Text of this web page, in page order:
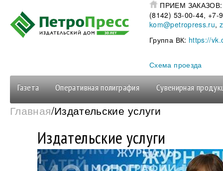
ПРИЕМ
(8142) 53-00-44,
kom@petropress.ru,
Группа ВК: https://
Схема проезда
Газета Оперативная полиграфия Сувенирная
Вы здесь
Главная/Издательские услуги
Издательские услуги